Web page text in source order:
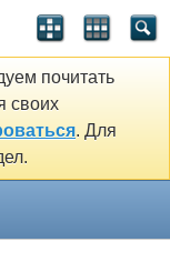
почитать
своих
. Для